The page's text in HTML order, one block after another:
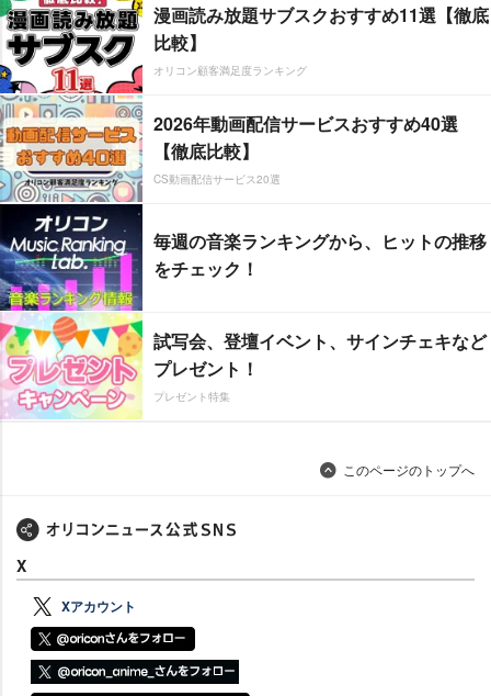
漫画読み放題サブスクおすすめ11選【徹底
比較】
オリコン顧客満足度ランキング
2026年動画配信サービスおすすめ40選
【徹底比較】
CS動画配信サービス20選
毎週の音楽ランキングから、ヒットの推移
をチェック！
試写会、登壇イベント、サインチェキなど
プレゼント！
プレゼント特集
このページのトップへ
X
Xアカウント